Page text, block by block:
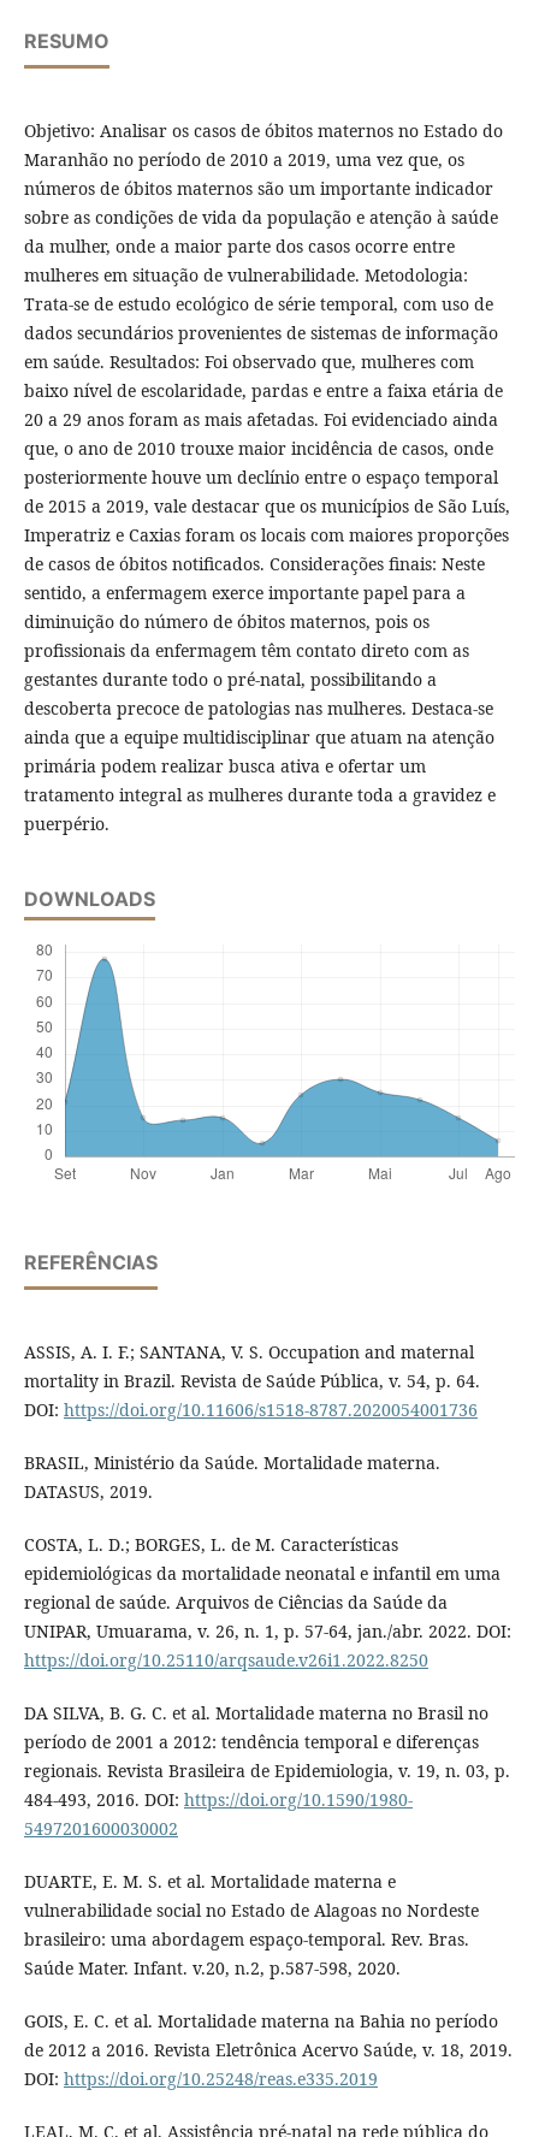
RESUMO
Objetivo: Analisar os casos de óbitos maternos no Estado do
Maranhão no período de 2010 a 2019, uma vez que, os
números de óbitos maternos são um importante indicador
sobre as condições de vida da população e atenção à saúde
da mulher, onde a maior parte dos casos ocorre entre
mulheres em situação de vulnerabilidade. Metodologia:
Trata-se de estudo ecológico de série temporal, com uso de
dados secundários provenientes de sistemas de informação
em saúde. Resultados: Foi observado que, mulheres com
baixo nível de escolaridade, pardas e entre a faixa etária de
20 a 29 anos foram as mais afetadas. Foi evidenciado ainda
que, o ano de 2010 trouxe maior incidência de casos, onde
posteriormente houve um declínio entre o espaço temporal
de 2015 a 2019, vale destacar que os municípios de São Luís,
Imperatriz e Caxias foram os locais com maiores proporções
de casos de óbitos notificados. Considerações finais: Neste
sentido, a enfermagem exerce importante papel para a
diminuição do número de óbitos maternos, pois os
profissionais da enfermagem têm contato direto com as
gestantes durante todo o pré-natal, possibilitando a
descoberta precoce de patologias nas mulheres. Destaca-se
ainda que a equipe multidisciplinar que atuam na atenção
primária podem realizar busca ativa e ofertar um
tratamento integral as mulheres durante toda a gravidez e
puerpério.
DOWNLOADS
REFERÊNCIAS
ASSIS, A. I. F.; SANTANA, V. S. Occupation and maternal
mortality in Brazil. Revista de Saúde Pública, v. 54, p. 64.
DOI: https://doi.org/10.11606/s1518-8787.2020054001736
BRASIL, Ministério da Saúde. Mortalidade materna.
DATASUS, 2019.
COSTA, L. D.; BORGES, L. de M. Características
epidemiológicas da mortalidade neonatal e infantil em uma
regional de saúde. Arquivos de Ciências da Saúde da
UNIPAR, Umuarama, v. 26, n. 1, p. 57-64, jan./abr. 2022. DOI:
https://doi.org/10.25110/arqsaude.v26i1.2022.8250
DA SILVA, B. G. C. et al. Mortalidade materna no Brasil no
período de 2001 a 2012: tendência temporal e diferenças
regionais. Revista Brasileira de Epidemiologia, v. 19, n. 03, p.
484-493, 2016. DOI: https://doi.org/10.1590/1980-
5497201600030002
DUARTE, E. M. S. et al. Mortalidade materna e
vulnerabilidade social no Estado de Alagoas no Nordeste
brasileiro: uma abordagem espaço-temporal. Rev. Bras.
Saúde Mater. Infant. v.20, n.2, p.587-598, 2020.
GOIS, E. C. et al. Mortalidade materna na Bahia no período
de 2012 a 2016. Revista Eletrônica Acervo Saúde, v. 18, 2019.
DOI: https://doi.org/10.25248/reas.e335.2019
LEAL, M. C. et al. Assistência pré-natal na rede pública do